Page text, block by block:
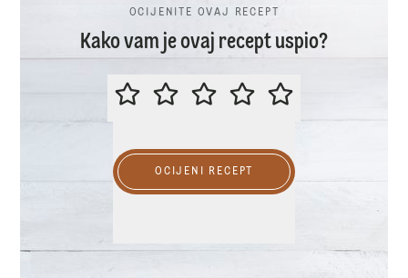
OCIJENITE OVAJ RECEPT
Kako vam je ovaj recept uspio?
OCIJENITE OVAJ RECEPT
OCIJENI RECEPT